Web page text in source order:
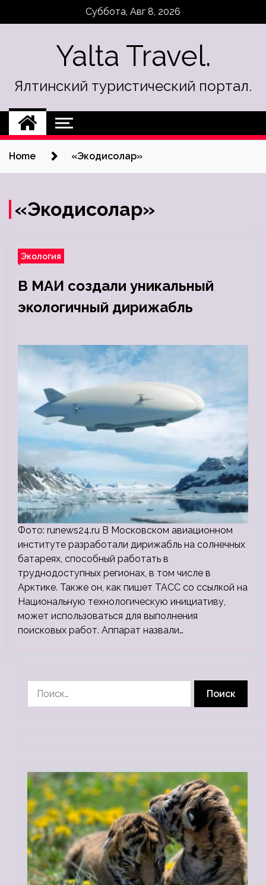
Суббота, Авг 8, 2026
Yalta Travel.
Ялтинский туристический портал.
Home «Экодисолар»
«Экодисолар»
Экология
В МАИ создали уникальный
экологичный дирижабль
Фото: runews24.ru В Московском авиационном
институте разработали дирижабль на солнечных
батареях, способный работать в
труднодоступных регионах, в том числе в
Арктике. Также он, как пишет ТАСС со ссылкой на
Национальную технологическую инициативу,
может использоваться для выполнения
поисковых работ. Аппарат назвали…